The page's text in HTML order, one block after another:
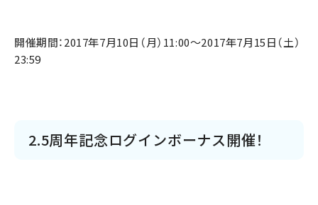
開催期間：2017年7月10日（月）11:00～2017年7月15日（土）
23:59
2.5周年記念ログインボーナス開催！